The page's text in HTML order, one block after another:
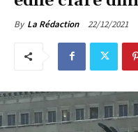
By La Rédaction 22/12/2021